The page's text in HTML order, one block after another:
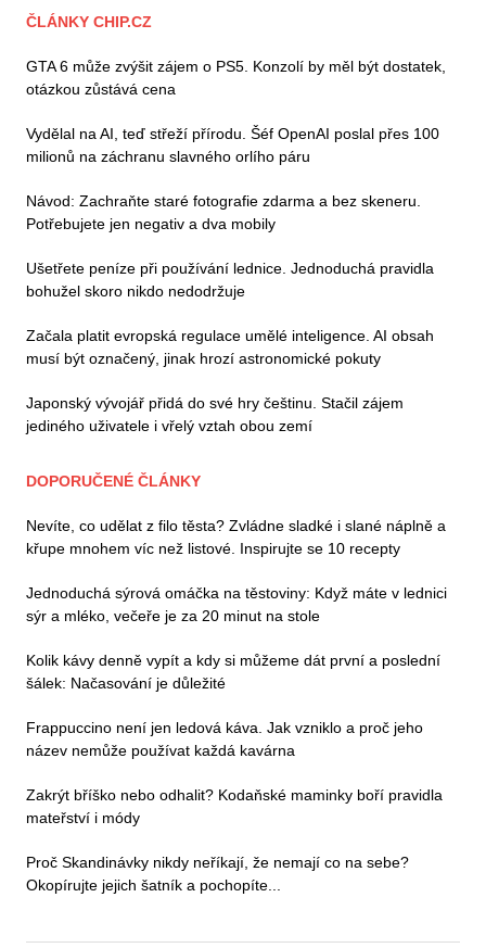
ČLÁNKY CHIP.CZ
GTA 6 může zvýšit zájem o PS5. Konzolí by měl být dostatek,
otázkou zůstává cena
Vydělal na AI, teď střeží přírodu. Šéf OpenAI poslal přes 100
milionů na záchranu slavného orlího páru
Návod: Zachraňte staré fotografie zdarma a bez skeneru.
Potřebujete jen negativ a dva mobily
Ušetřete peníze při používání lednice. Jednoduchá pravidla
bohužel skoro nikdo nedodržuje
Začala platit evropská regulace umělé inteligence. AI obsah
musí být označený, jinak hrozí astronomické pokuty
Japonský vývojář přidá do své hry češtinu. Stačil zájem
jediného uživatele i vřelý vztah obou zemí
DOPORUČENÉ ČLÁNKY
Nevíte, co udělat z filo těsta? Zvládne sladké i slané náplně a
křupe mnohem víc než listové. Inspirujte se 10 recepty
Jednoduchá sýrová omáčka na těstoviny: Když máte v lednici
sýr a mléko, večeře je za 20 minut na stole
Kolik kávy denně vypít a kdy si můžeme dát první a poslední
šálek: Načasování je důležité
Frappuccino není jen ledová káva. Jak vzniklo a proč jeho
název nemůže používat každá kavárna
Zakrýt bříško nebo odhalit? Kodaňské maminky boří pravidla
mateřství i módy
Proč Skandinávky nikdy neříkají, že nemají co na sebe?
Okopírujte jejich šatník a pochopíte...